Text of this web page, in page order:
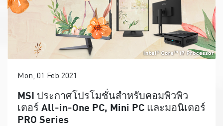
Mon, 01 Feb 2021
MSI ประกาศโปรโมชั่นสำหรับคอมพิวพิว
เตอร์ All-in-One PC, Mini PC และมอนิเตอร์
PRO Series